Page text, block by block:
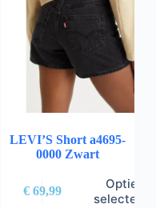
LEVI’S Short a4695-
0000 Zwart
€69,99
Opties
selecteren